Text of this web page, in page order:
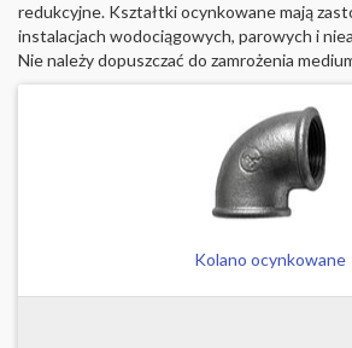
redukcyjne. Kształtki ocynkowane mają
instalacjach wodociągowych, parowych i
Nie należy dopuszczać do zamrożenia
Kolano ocynkowane